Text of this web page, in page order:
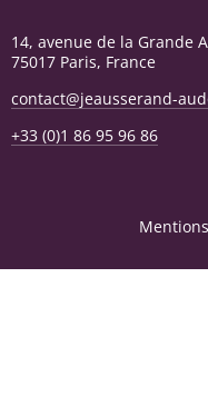
14, avenue de la Grande
75017 Paris, France
contact@jeausserand-
+33 (0)1 86 95 96 86